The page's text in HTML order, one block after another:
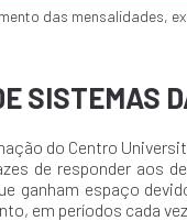
das mensalidades,
SISTEMAS
do Centro
de responder aos
ganham espaço
em períodos cada